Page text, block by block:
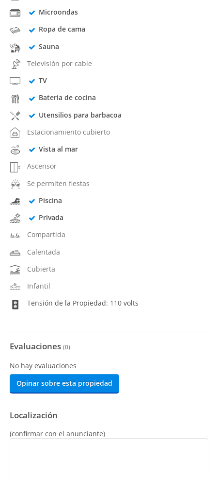
Microondas
Ropa de cama
Sauna
Televisión por cable
TV
Batería de cocina
Utensilios para barbacoa
Estacionamiento cubierto
Vista al mar
Ascensor
Se permiten fiestas
Piscina
Privada
Compartida
Calentada
Cubierta
Infantil
Tensión de la Propiedad: 110 volts
Evaluaciones (0)
No hay evaluaciones
Opinar sobre esta propiedad
Localización
(confirmar con el anunciante)